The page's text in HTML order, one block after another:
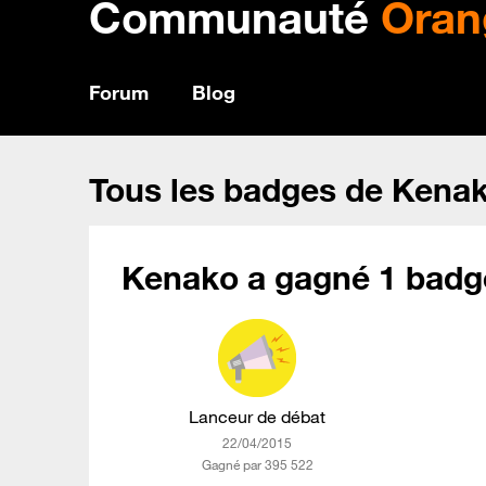
Communauté
Forum Blog
Tous les badges de
Kenako a gagné 1
Lanceur de débat
‎22/04/2015
Gagné par 395 522